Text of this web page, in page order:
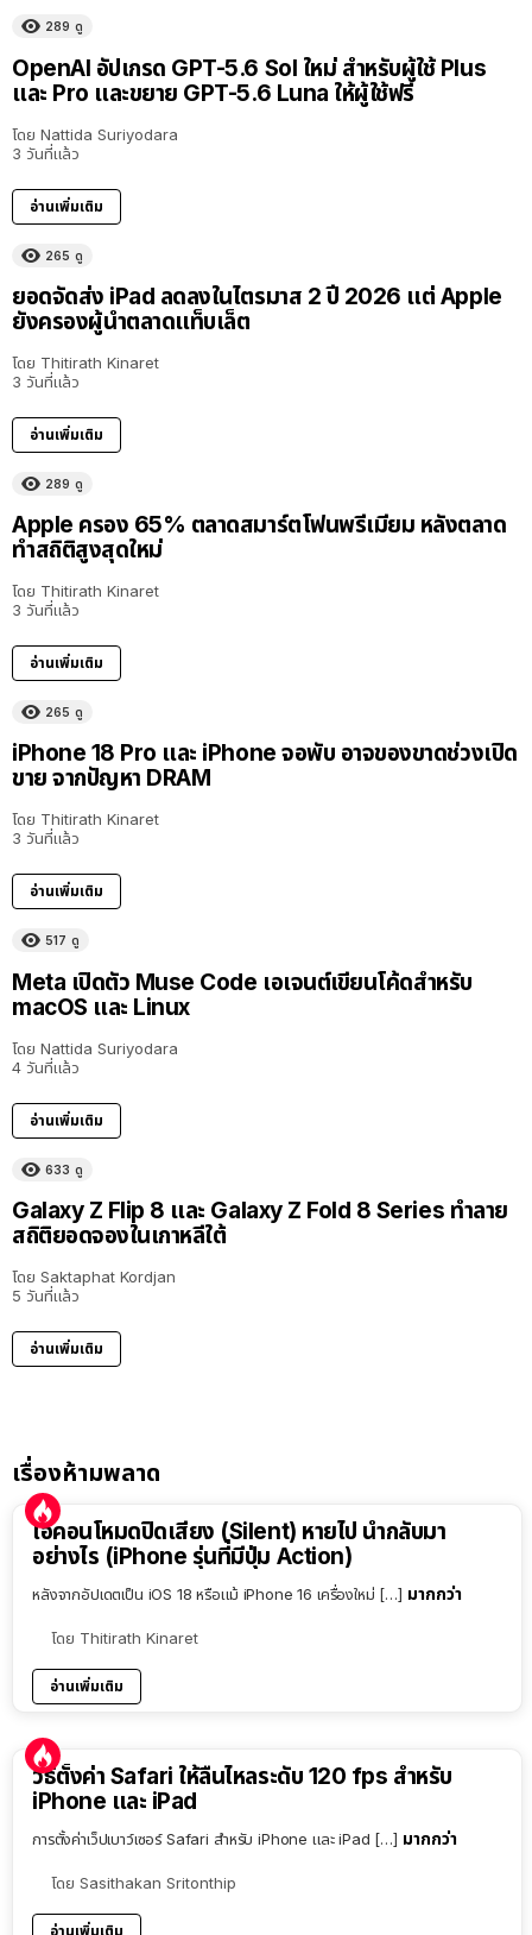
289 ดู
OpenAI อัปเกรด GPT-5.6 Sol ใหม่ สำหรับผู้ใช้ Plus
และ Pro และขยาย GPT-5.6 Luna ให้ผู้ใช้ฟรี
โดย Nattida Suriyodara
3 วันที่แล้ว
อ่านเพิ่มเติม
265 ดู
ยอดจัดส่ง iPad ลดลงในไตรมาส 2 ปี 2026 แต่ Apple
ยังครองผู้นำตลาดแท็บเล็ต
โดย Thitirath Kinaret
3 วันที่แล้ว
อ่านเพิ่มเติม
289 ดู
Apple ครอง 65% ตลาดสมาร์ตโฟนพรีเมียม หลังตลาด
ทำสถิติสูงสุดใหม่
โดย Thitirath Kinaret
3 วันที่แล้ว
อ่านเพิ่มเติม
265 ดู
iPhone 18 Pro และ iPhone จอพับ อาจของขาดช่วงเปิด
ขาย จากปัญหา DRAM
โดย Thitirath Kinaret
3 วันที่แล้ว
อ่านเพิ่มเติม
517 ดู
Meta เปิดตัว Muse Code เอเจนต์เขียนโค้ดสำหรับ
macOS และ Linux
โดย Nattida Suriyodara
4 วันที่แล้ว
อ่านเพิ่มเติม
633 ดู
Galaxy Z Flip 8 และ Galaxy Z Fold 8 Series ทำลาย
สถิติยอดจองในเกาหลีใต้
โดย Saktaphat Kordjan
5 วันที่แล้ว
อ่านเพิ่มเติม
เรื่องห้ามพลาด
ไอคอนโหมดปิดเสียง (Silent) หายไป นำกลับมา
อย่างไร (iPhone รุ่นที่มีปุ่ม Action)
หลังจากอัปเดตเป็น iOS 18 หรือแม้ iPhone 16 เครื่องใหม่ […] มากกว่า
โดย Thitirath Kinaret
อ่านเพิ่มเติม
วิธีตั้งค่า Safari ให้ลื่นไหลระดับ 120 fps สำหรับ
iPhone และ iPad
การตั้งค่าเว็ปเบาว์เซอร์ Safari สำหรับ iPhone และ iPad […] มากกว่า
โดย Sasithakan Sritonthip
อ่านเพิ่มเติม